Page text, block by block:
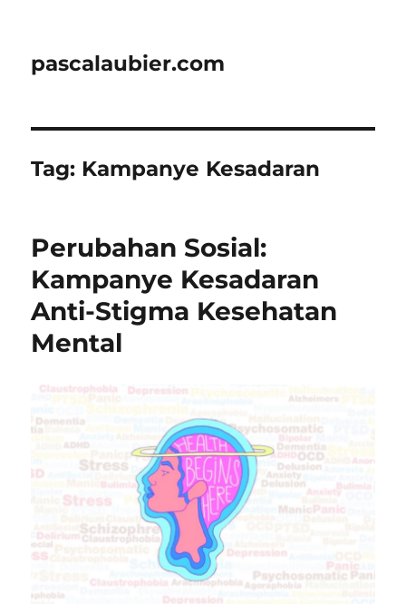
pascalaubier.com
Tag: Kampanye Kesadaran
Perubahan Sosial:
Kampanye Kesadaran
Anti-Stigma Kesehatan
Mental